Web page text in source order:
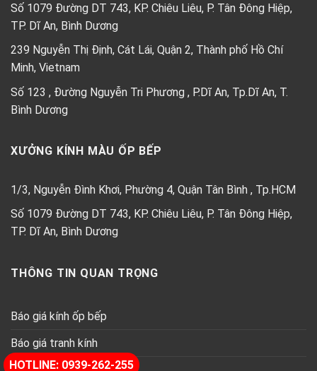
HOTLINE: 0939-262-255
Số 1079 Đường DT 743, KP. Chiêu Liêu, P. Tân Đông Hiệp,
TP. Dĩ An, Bình Dương
239 Nguyễn Thị Định, Cát Lái, Quận 2, Thành phố Hồ Chí
Minh, Vietnam
Số 123 , Đường Nguyễn Tri Phương , P.Dĩ An, Tp.Dĩ An, T.
Bình Dương
XƯỞNG KÍNH MÀU ỐP BẾP
1/3, Nguyễn Đình Khơi, Phường 4, Quận Tân Bình , Tp.HCM
Số 1079 Đường DT 743, KP. Chiêu Liêu, P. Tân Đông Hiệp,
TP. Dĩ An, Bình Dương
THÔNG TIN QUAN TRỌNG
Báo giá kính ốp bếp
Báo giá tranh kính